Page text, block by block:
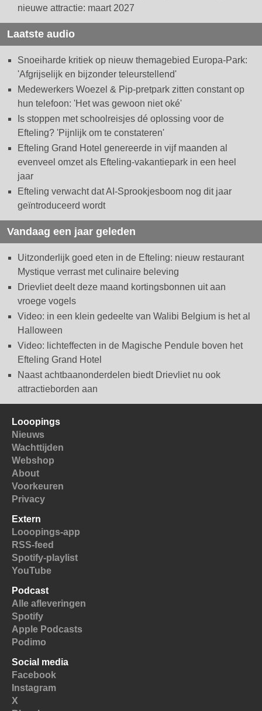
nieuwe attractie: maart 2027
Laatste audio
Snoeiharde kritiek op nieuw themagebied Europa-Park:
'Afgrijselijk en bijzonder teleurstellend'
Medewerkers Woezel & Pip-pretpark zitten constant op
hun telefoon: 'Het was gewoon niet oké'
Is stoppen met schoolreisjes dé oplossing voor de
Efteling? 'Pijnlijk om te constateren'
Efteling Grand Hotel genereerde in vijf maanden al
evenveel omzet als Efteling-vakantiepark in een heel
jaar
Efteling verwacht dat AI-Sprookjesboom nog dit jaar
geïntroduceerd wordt
Vandaag een jaar geleden
Uitzonderlijk goed eten in de Efteling: nieuw restaurant
Mystique verrast met culinaire beleving
Drievliet deelt deze maand kortingsbonnen uit aan
vroege vogels
Video: in een klein gedeelte van Walibi Belgium is het al
Halloween
Video: lichteffecten in de Magische Pendule boven het
Efteling Grand Hotel
Naast achtbaanonderdelen biedt Drievliet nu ook
attractieborden aan
Looopings
Nieuws
Wachttijden
Webshop
About
Voorkeuren
Privacy
Extern
Looopings-app
RSS-feed
Spotify-playlist
YouTube
Podcast
Alle afleveringen
Spotify
Apple Podcasts
Podimo
Social media
Facebook
Instagram
X